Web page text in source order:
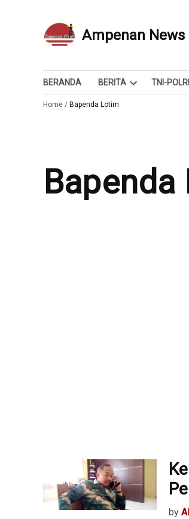
Ampenan News
Berita dan Info
BERANDA BERITA
Open
TNI-POLRI
Home / Bapenda Lotim
by